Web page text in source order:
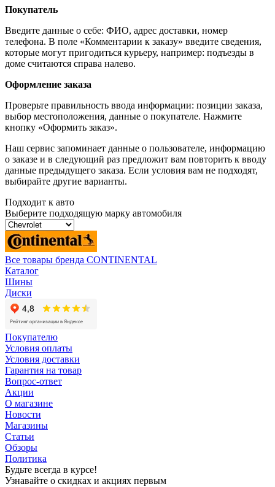
Покупатель
Введите данные о себе: ФИО, адрес доставки, номер
телефона. В поле «Комментарии к заказу» введите сведения,
которые могут пригодиться курьеру, например: подъезды в
доме считаются справа налево.
Оформление заказа
Проверьте правильность ввода информации: позиции заказа,
выбор местоположения, данные о покупателе. Нажмите
кнопку «Оформить заказ».
Наш сервис запоминает данные о пользователе, информацию
о заказе и в следующий раз предложит вам повторить к вводу
данные предыдущего заказа. Если условия вам не подходят,
выбирайте другие варианты.
Подходит к авто
Выберите подходящую марку автомобиля
Все товары бренда CONTINENTAL
Каталог
Шины
Диски
Покупателю
Условия оплаты
Условия доставки
Гарантия на товар
Вопрос-ответ
Акции
О магазине
Новости
Магазины
Статьи
Обзоры
Политика
Будьте всегда в курсе!
Узнавайте о скидках и акциях первым